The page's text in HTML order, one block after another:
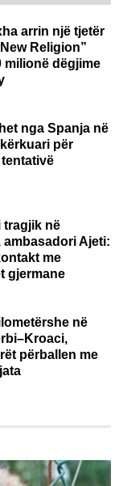
arrin një tjetër
Religion”
milionë dëgjime
nga Spanja në
për
tragjik në
ambasadori Ajeti:
me
gjermane
në
përballen me